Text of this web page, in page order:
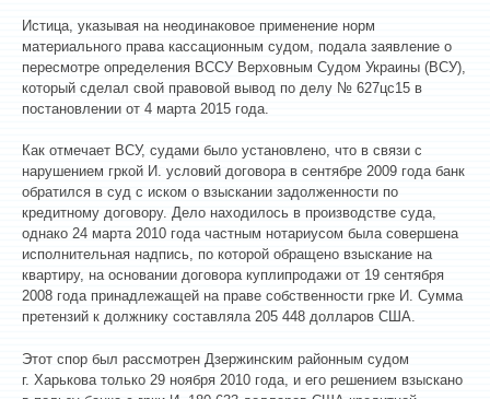
Истица, указывая на неодинаковое применение норм
материального права кассационным судом, подала заявление о
пересмотре определения ВССУ Верховным Судом Украины (ВСУ),
который сделал свой правовой вывод по делу № 6­27цс15 в
постановлении от 4 марта 2015 года.
Как отмечает ВСУ, судами было установлено, что в связи с
нарушением гр­кой И. условий договора в сентябре 2009 года банк
обратился в суд с иском о взыскании задолженности по
кредитному договору. Дело находилось в производстве суда,
однако 24 марта 2010 года частным нотариусом была совершена
исполнительная надпись, по которой обращено взыскание на
квартиру, на основании договора купли­продажи от 19 сентября
2008 года принадлежащей на праве собственности гр­ке И. Сумма
претензий к должнику составляла 205 448 долларов США.
Этот спор был рассмотрен Дзержинским районным судом
г. Харькова только 29 ноября 2010 года, и его решением взыскано